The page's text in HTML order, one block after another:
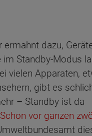
ermahnt dazu,
im Standby-Modus
vielen Apparaten,
gibt es
– Standby ist da
Schon vor ganzen